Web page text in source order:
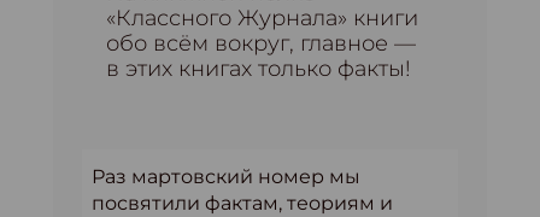
«Классного Журнала» книги
обо всём вокруг, главное —
в этих книгах только факты!
Раз мартовский номер мы
посвятили фактам, теориям и